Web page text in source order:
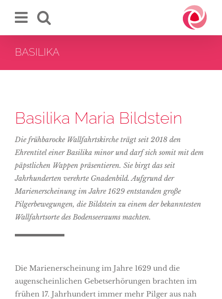
Inhalt
BASILIKA
Basilika Maria Bildstein
Die frühbarocke Wallfahrtskirche trägt seit 2018 den
Ehrentitel einer Basilika minor und darf sich somit mit dem
päpstlichen Wappen präsentieren. Sie birgt das seit
Jahrhunderten verehrte Gnadenbild. Aufgrund der
Marienerscheinung im Jahre 1629 entstanden große
Pilgerbewegungen, die Bildstein zu einem der bekanntesten
Wallfahrtsorte des Bodenseeraums machten.
Die Marienerscheinung im Jahre 1629 und die
augenscheinlichen Gebetserhörungen brachten im
frühen 17. Jahrhundert immer mehr Pilger aus nah